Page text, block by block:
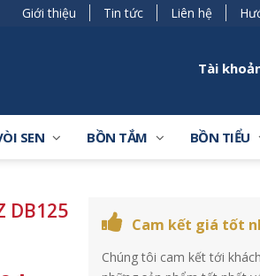
Giới thiệu Tin tức Liên hệ
Tài
SEN BỒN TẮM BỒN TIỂU
DB125
Cam kết giá tốt
Chúng tôi cam kết tới